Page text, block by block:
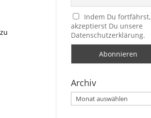
Indem Du fortfährst,
akzeptierst Du unsere
Datenschutzerklärung.
Archiv
Archiv